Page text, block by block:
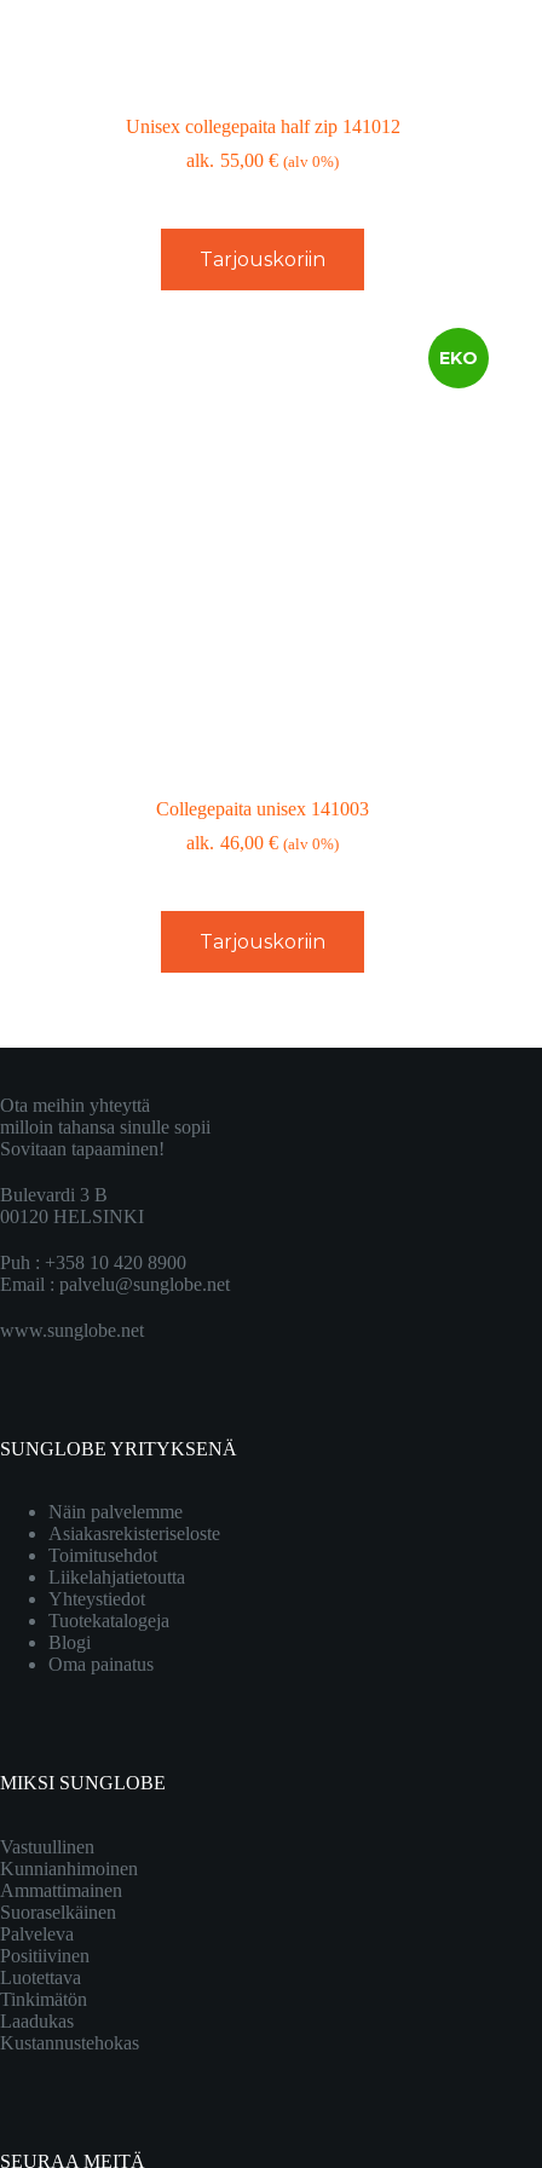
Unisex collegepaita half zip 141012
55,00€ (alv 0%)
Tarjouskoriin
EKO
Collegepaita unisex 141003
46,00€ (alv 0%)
Tarjouskoriin
Ota meihin yhteyttä
milloin tahansa sinulle sopii
Sovitaan tapaaminen!
Bulevardi 3 B
00120 HELSINKI
Puh : +358 10 420 8900
Email : palvelu@sunglobe.net
www.sunglobe.net
SUNGLOBE YRITYKSENÄ
Näin palvelemme
Asiakasrekisteriseloste
Toimitusehdot
Liikelahjatietoutta
Yhteystiedot
Tuotekatalogeja
Blogi
Oma painatus
MIKSI SUNGLOBE
Vastuullinen
Kunnianhimoinen
Ammattimainen
Suoraselkäinen
Palveleva
Positiivinen
Luotettava
Tinkimätön
Laadukas
Kustannustehokas
SEURAA MEITÄ